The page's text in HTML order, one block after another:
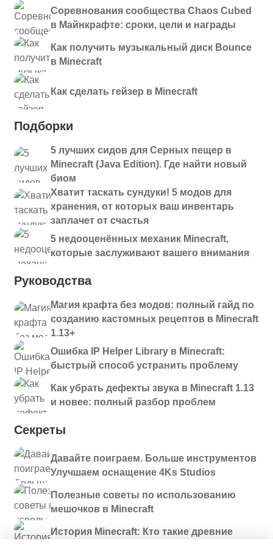
Соревнования сообщества Chaos Cubed
в Майнкрафте: сроки, цели и награды
Как получить музыкальный диск Bounce
в Minecraft
Как сделать гейзер в Minecraft
Подборки
5 лучших сидов для Серных пещер в
Minecraft (Java Edition). Где найти новый
биом
Хватит таскать сундуки! 5 модов для
хранения, от которых ваш инвентарь
заплачет от счастья
5 недооценённых механик Minecraft,
которые заслуживают вашего внимания
Руководства
Магия крафта без модов: полный гайд по
созданию кастомных рецептов в Minecraft
1.13+
Ошибка IP Helper Library в Minecraft:
быстрый способ устранить проблему
Как убрать дефекты звука в Minecraft 1.13
и новее: полный разбор проблем
Секреты
Давайте поиграем. Больше инструментов
Улучшаем оснащение 4Ks Studios
Полезные советы по использованию
мешочков в Minecraft
История Minecraft: Кто такие древние